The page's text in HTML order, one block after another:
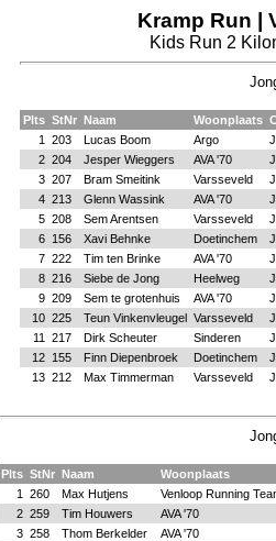
Kramp Run |
Kids Run 2
Plts StNr Naam Woonplaats
1
203 Lucas Boom Argo
2 204 Jesper Wieggers AVA '70
3 207 Bram Smeitink Varsseveld
4 213 Glenn Wassink AVA '70
5 208 Sem Arentsen Varsseveld
6
156 Xavi Behnke Doetinchem
7 222 Tim ten Brinke AVA '70
8 216 Siebe de Jong Heelweg
9 209 Sem te grotenhuis AVA '70
10 225 Teun Vinkenvleugel Varsseveld
11
217 Dirk Scheuter Sinderen
12
155 Finn Diepenbroek Doetinchem
13 212 Max Timmerman Varsseveld
Plts StNr Naam
Woonplaats
1
260 Max Hutjens
Venloop Running
2 259 Tim Houwers
AVA '70
3 258 Thom Berkelder
AVA '70